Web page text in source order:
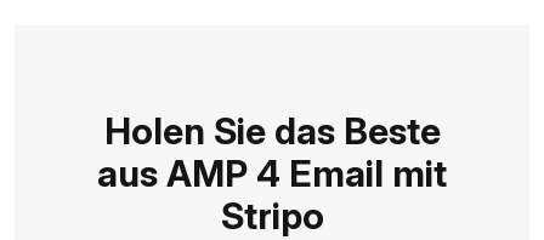
Holen Sie das Beste
aus AMP 4 Email mit
Stripo